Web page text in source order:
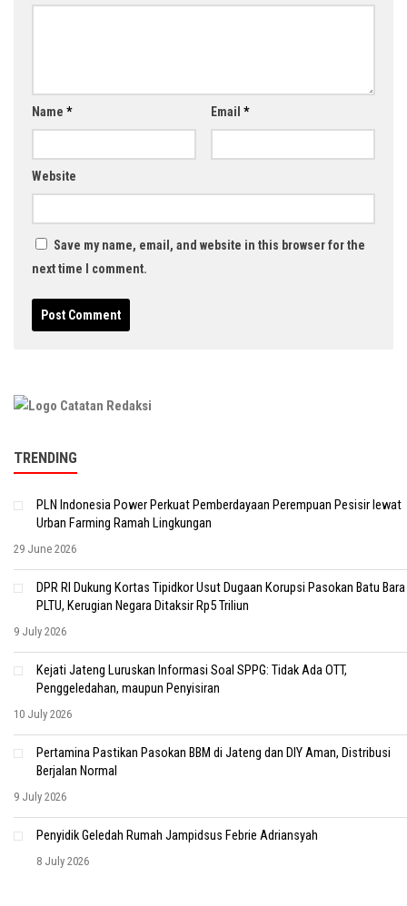
Name * Email *
Website
Save my name, email, and website in this browser for the
next time I comment.
TRENDING
PLN Indonesia Power Perkuat Pemberdayaan Perempuan Pesisir lewat
Urban Farming Ramah Lingkungan
29 June 2026
DPR RI Dukung Kortas Tipidkor Usut Dugaan Korupsi Pasokan Batu Bara
PLTU, Kerugian Negara Ditaksir Rp5 Triliun
9 July 2026
Kejati Jateng Luruskan Informasi Soal SPPG: Tidak Ada OTT,
Penggeledahan, maupun Penyisiran
10 July 2026
Pertamina Pastikan Pasokan BBM di Jateng dan DIY Aman, Distribusi
Berjalan Normal
9 July 2026
Penyidik Geledah Rumah Jampidsus Febrie Adriansyah
8 July 2026